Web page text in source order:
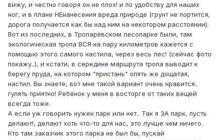
вижу, и честно говоря он не плох! и по удобству для наших
ног, и в плане НЕнанесения вреда природе (грунт не портится,
дорога получается как бы над ним на некотором расстоянии).
Вот из последних, в Тропарёвском лесопарке были, там
экологическая тропа ВСЯ на пару километров кажется с
помощью этого самого настила, через весь лес! (сейчас фото
покажу..), и кстати, в середине маршрута тропа выводит к
берегу пруда, на котором "пристань" опять же дощатая,
настил. Вы знаете, вот мне такой вариант очень нравится..
гулять приятно! Ребёнок у меня в восторге от таких вещей
всегда тоже.
А если уж говорить нужен парк или нет.. Так я ЗА парк, пусть
делают!, делают хоть что-то для нас, это лучше чем ничего.
Кто там заказчик этого парка не был бы, пускай